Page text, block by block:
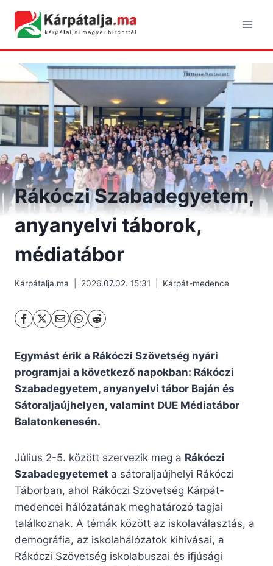
content
Rákóczi Szabadegyetem,
anyanyelvi táborok,
médiatábor
Kárpátalja.ma 2026.07.02. 15:31 Kárpát-medence
Egymást érik a Rákóczi Szövetség nyári
programjai a következő napokban: Rákóczi
Szabadegyetem, anyanyelvi tábor Baján és
Sátoraljaújhelyen, valamint DUE Médiatábor
Balatonkenesén.
Július 2-5. között szervezik meg a Rákóczi
Szabadegyetemet a sátoraljaújhelyi Rákóczi
Táborban, ahol Rákóczi Szövetség Kárpát-
medencei hálózatának meghatározó tagjai
találkoznak. A témák között az iskolaválasztás, a
demográfia, az iskolahálózatok kihívásai, a
Rákóczi Szövetség iskolabuszai és ifjúsági